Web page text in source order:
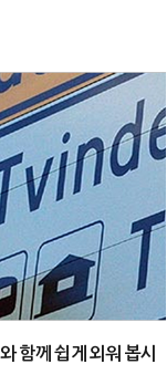
함께 쉽게 외워 봅시